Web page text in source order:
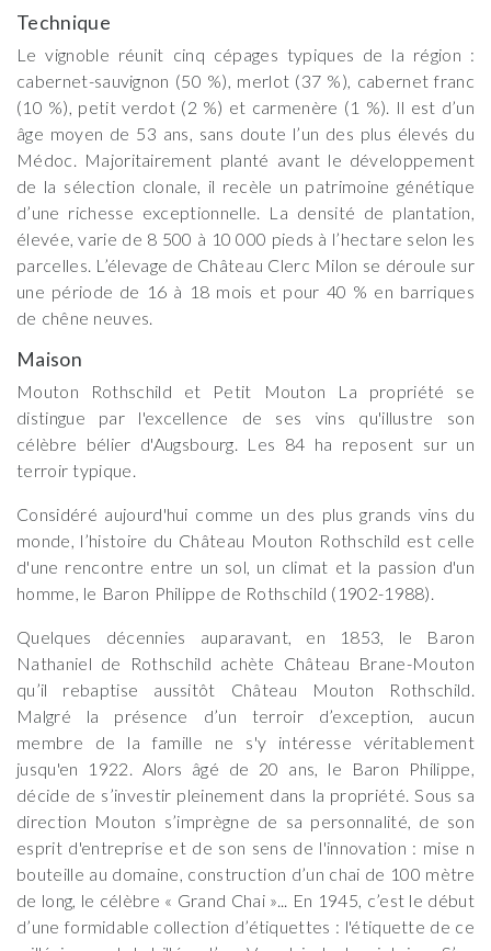
Technique
Le vignoble réunit cinq cépages typiques de la région :
cabernet-sauvignon (50 %), merlot (37 %), cabernet franc
(10 %), petit verdot (2 %) et carmenère (1 %). Il est d’un
âge moyen de 53 ans, sans doute l’un des plus élevés du
Médoc. Majoritairement planté avant le développement
de la sélection clonale, il recèle un patrimoine génétique
d’une richesse exceptionnelle. La densité de plantation,
élevée, varie de 8 500 à 10 000 pieds à l’hectare selon les
parcelles. L’élevage de Château Clerc Milon se déroule sur
une période de 16 à 18 mois et pour 40 % en barriques
de chêne neuves.
Maison
Mouton Rothschild et Petit Mouton La propriété se
distingue par l'excellence de ses vins qu'illustre son
célèbre bélier d'Augsbourg. Les 84 ha reposent sur un
terroir typique.
Considéré aujourd'hui comme un des plus grands vins du
monde, l’histoire du Château Mouton Rothschild est celle
d'une rencontre entre un sol, un climat et la passion d'un
homme, le Baron Philippe de Rothschild (1902-1988).
Quelques décennies auparavant, en 1853, le Baron
Nathaniel de Rothschild achète Château Brane-Mouton
qu’il rebaptise aussitôt Château Mouton Rothschild.
Malgré la présence d’un terroir d’exception, aucun
membre de la famille ne s'y intéresse véritablement
jusqu'en 1922. Alors âgé de 20 ans, le Baron Philippe,
décide de s’investir pleinement dans la propriété. Sous sa
direction Mouton s’imprègne de sa personnalité, de son
esprit d'entreprise et de son sens de l'innovation : mise n
bouteille au domaine, construction d’un chai de 100 mètre
de long, le célèbre « Grand Chai »... En 1945, c’est le début
d’une formidable collection d’étiquettes : l'étiquette de ce